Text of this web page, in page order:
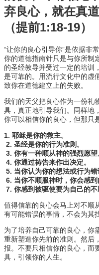
弃良心，就在真
（提前1:18-19）
“让你的良心引导你”是依据非
你的道德指南针只是与你所制
的圣经教导并受过一定的培训
是可靠的。用流行文化中的虚
致你在道德建立上的失败。
我们的天父把良心作为一份礼
具，真正地引导我们。同样地
你可以相信你的良心，但那只
1. 耶稣是你的救主。
2. 圣经是你的行为准则。
3. 你有一种顺从神的强烈愿望
4. 你通过祷告来作出决定。
5. 当你认为你的想法或行为错
6. 当你不顺服神时，你会感到
7. 你感到被驱使要为自己的不
值得信靠的良心会马上对不顺
有可能错误的事情，不会为其
为了培养自己可靠的良心，你
重新塑造你先前的准则。然后
报。不要只相信你的良心，而
具，引领你的人生。